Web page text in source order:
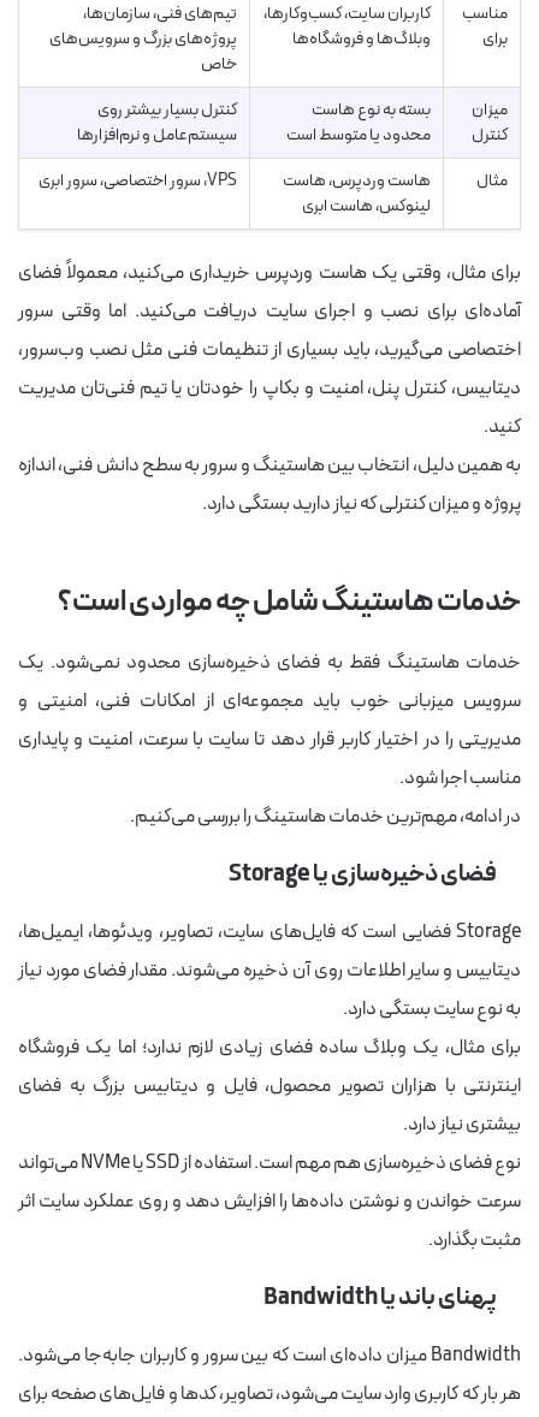
مناسب
برای
کاربران سایت، کسب‌وکارها،
وبلاگ‌ها و فروشگاه‌ها
تیم‌های فنی، سازمان‌ها،
پروژه‌های بزرگ و سرویس‌های
خاص
میزان
کنترل
بسته به نوع هاست
محدود یا متوسط است
کنترل بسیار بیشتر روی
سیستم‌عامل و نرم‌افزارها
مثال
هاست وردپرس، هاست
لینوکس، هاست ابری
VPS، سرور اختصاصی، سرور ابری
برای مثال، وقتی یک هاست وردپرس خریداری می‌کنید، معمولاً فضای
آماده‌ای برای نصب و اجرای سایت دریافت می‌کنید. اما وقتی سرور
اختصاصی می‌گیرید، باید بسیاری از تنظیمات فنی مثل نصب وب‌سرور،
دیتابیس، کنترل پنل، امنیت و بکاپ را خودتان یا تیم فنی‌تان مدیریت
کنید.
به همین دلیل، انتخاب بین هاستینگ و سرور به سطح دانش فنی، اندازه
پروژه و میزان کنترلی که نیاز دارید بستگی دارد.
خدمات هاستینگ شامل چه مواردی است؟
خدمات هاستینگ فقط به فضای ذخیره‌سازی محدود نمی‌شود. یک
سرویس میزبانی خوب باید مجموعه‌ای از امکانات فنی، امنیتی و
مدیریتی را در اختیار کاربر قرار دهد تا سایت با سرعت، امنیت و پایداری
مناسب اجرا شود.
در ادامه، مهم‌ترین خدمات هاستینگ را بررسی می‌کنیم.
فضای ذخیره‌سازی یا Storage
Storage فضایی است که فایل‌های سایت، تصاویر، ویدئوها، ایمیل‌ها،
دیتابیس و سایر اطلاعات روی آن ذخیره می‌شوند. مقدار فضای مورد نیاز
به نوع سایت بستگی دارد.
برای مثال، یک وبلاگ ساده فضای زیادی لازم ندارد؛ اما یک فروشگاه
اینترنتی با هزاران تصویر محصول، فایل و دیتابیس بزرگ به فضای
بیشتری نیاز دارد.
نوع فضای ذخیره‌سازی هم مهم است. استفاده از SSD یا NVMe می‌تواند
سرعت خواندن و نوشتن داده‌ها را افزایش دهد و روی عملکرد سایت اثر
مثبت بگذارد.
پهنای باند یا Bandwidth
Bandwidth میزان داده‌ای است که بین سرور و کاربران جابه‌جا می‌شود.
هر بار که کاربری وارد سایت می‌شود، تصاویر، کدها و فایل‌های صفحه برای